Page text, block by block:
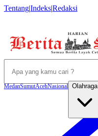
Tentang|Indeks|Redaksi
MedanSumutAcehNasional Olahraga